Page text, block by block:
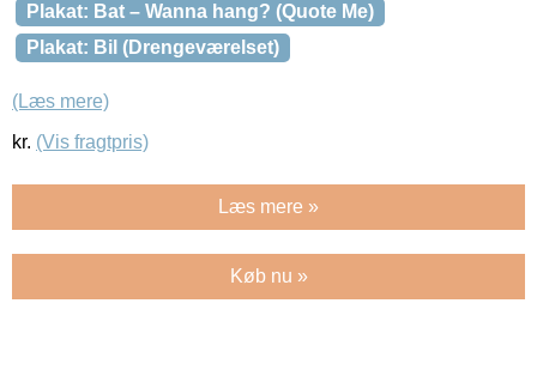
Plakat: Bat – Wanna hang? (Quote Me)
Plakat: Bil (Drengeværelset)
(Læs mere)
kr. (Vis fragtpris)
Læs mere »
Køb nu »